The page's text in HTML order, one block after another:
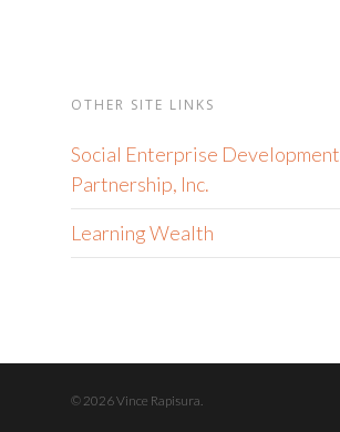
OTHER SITE LINKS
Social Enterprise Development
Partnership, Inc.
Learning Wealth
© 2026 Vince Rapisura.